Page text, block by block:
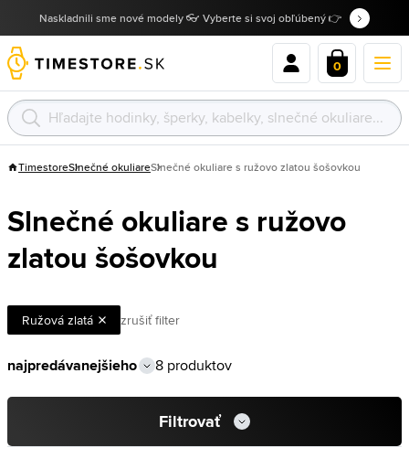
Naskladnili sme nové modely 👓 Vyberte si svoj obľúbený 👉
0
TimestoreSlnečné okuliareSlnečné okuliare s ružovo zlatou šošovkou
Slnečné okuliare s ružovo
zlatou šošovkou
Ružová zlatá zrušiť filter
8 produktov
Filtrovať